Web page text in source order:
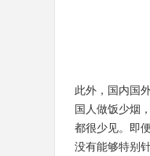
此外，国内国
国人做饭少烟
都很少见。即
没有能够特别